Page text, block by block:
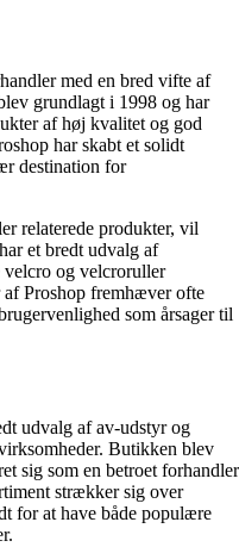
med en bred vifte af
grundlagt i 1998 og har
af høj kvalitet og god
har skabt et solidt
destination for
relaterede produkter, vil
et bredt udvalg af
velcro og velcroruller
Proshop fremhæver ofte
som årsager til
udvalg af av-udstyr og
Butikken blev
sig som en betroet forhandler
strækker sig over
for at have både populære